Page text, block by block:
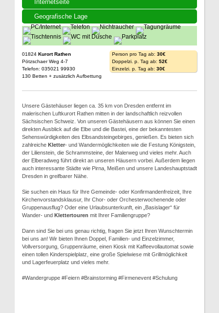
Internetseite
Geografische Lage
01824 Kurort Rathen
Pötzschaer Weg 4-7
Telefon: 035021 99930
130 Betten + zusätzlich Aufbettung
Person pro Tag ab: 30€
Doppelzi. p. Tag ab: 52€
Einzelzi. p. Tag ab: 30€
Unsere Gästehäuser liegen ca. 35 km von Dresden entfernt im
malerischen Luftkurort Rathen mitten in der landschaftlich reizvollen
Sächsischen Schweiz. Von unseren Gästehäusern aus können Sie einen
direkten Ausblick auf die Elbe und die Bastei, eine der bekanntesten
Sehenswürdigkeiten des Elbsandsteingebirges, genießen. Es bieten sich
zahlreiche Kletter- und Wandermöglichkeiten wie die Festung Königstein,
der Lilienstein, die Schrammsteine, der Malerweg und vieles mehr. Auch
der Elberadweg führt direkt an unseren Häusern vorbei. Außerdem liegen
auch interessante Städte wie Pirna, Meißen und unsere Landeshauptstadt
Dresden in greifbarer Nähe.
Sie suchen ein Haus für Ihre Gemeinde- oder Konfirmandenfreizeit, Ihre
Kirchenvorstandsklausur, Ihr Chor- oder Orchesterwochenende oder
Gruppenausflug? Oder eine Urlaubsunterkunft, ein „Basislager“ für
Wander- und Klettertouren mit Ihrer Familiengruppe?
Dann sind Sie bei uns genau richtig, fragen Sie jetzt Ihren Wunschtermin
bei uns an! Wir bieten Ihnen Doppel, Familien- und Einzelzimmer,
Vollversorgung, Gruppenräume, einen Kiosk mit Kaffeevollautomat sowie
einen tollen Kinderspielplatz, eine große Spielwiese mit Grillmöglichkeit
und Lagerfeuerplatz und vieles mehr.
#Wandergruppe #Feiern #Brainstorming #Firmenevent #Schulung